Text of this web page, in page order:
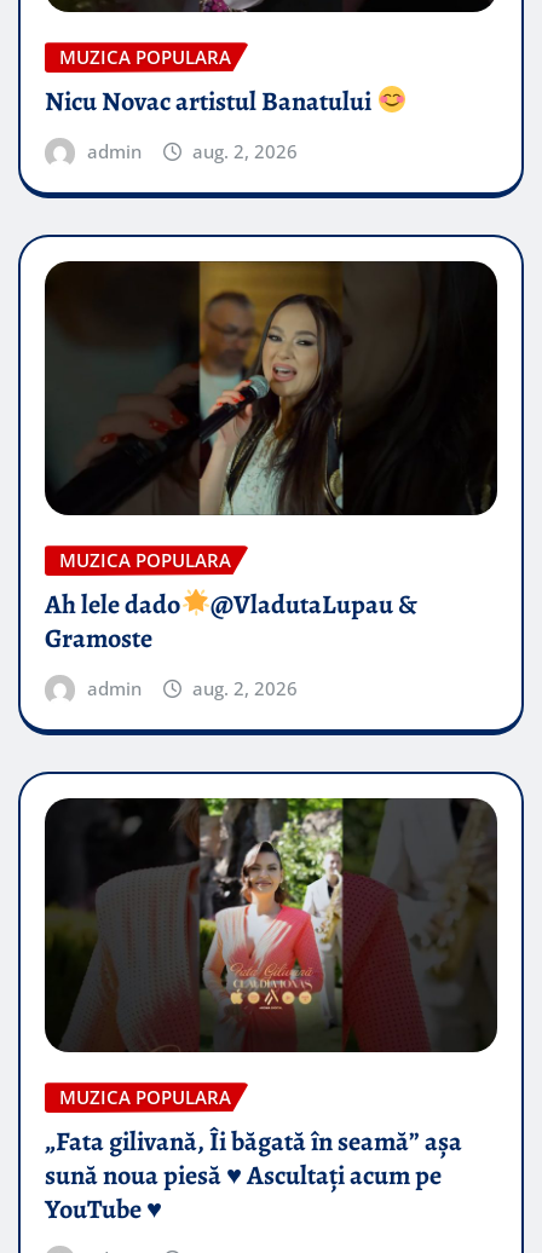
MUZICA POPULARA
Nicu Novac artistul Banatului
admin aug. 2, 2026
MUZICA POPULARA
Ah lele dado​
@VladutaLupau &
Gramoste
admin aug. 2, 2026
MUZICA POPULARA
„Fata gilivană, Îi băgată în seamă” așa
sună noua piesă ♥️ Ascultați acum pe
YouTube ♥️